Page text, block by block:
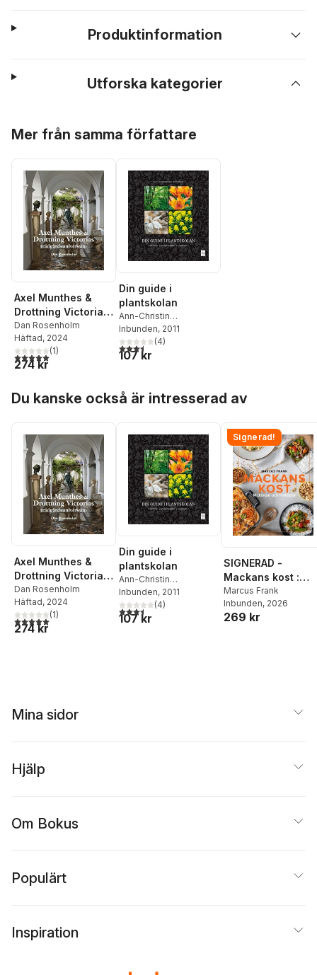
Produktinformation
Utforska kategorier
Mer från samma författare
Axel Munthes &
Drottning Victorias
trädgårdsuniversu
m
Dan Rosenholm
Häftad, 2024
5,0utav 5 stjärnor. Totalt antal röster:
(1)
274 kr
Din guide i
plantskolan
Ann-Christin
Rosenholm,Dan
Rosenholm
Inbunden, 2011
3,5utav 5 stjärnor. Totalt antal röster:
(4)
107 kr
Du kanske också är intresserad av
Axel Munthes &
Drottning Victorias
trädgårdsuniversu
m
Dan Rosenholm
Häftad, 2024
5,0utav 5 stjärnor. Totalt antal röster:
(1)
274 kr
Din guide i
plantskolan
Ann-Christin
Rosenholm,Dan
Rosenholm
Inbunden, 2011
3,5utav 5 stjärnor. Totalt antal röster:
(4)
107 kr
Signerad!
SIGNERAD -
Mackans kost :
Middagar och
matlådor
Marcus Frank
Inbunden, 2026
269 kr
Mina sidor
Hjälp
Om Bokus
Populärt
Inspiration